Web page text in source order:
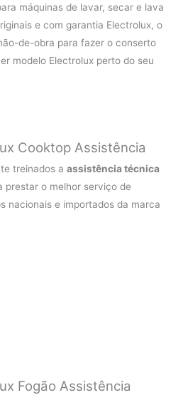
máquinas de lavar, secar e lava
e com garantia Electrolux, o
de-obra para fazer o conserto
modelo Electrolux perto do seu
Cooktop Assistência
treinados aassistência técnica
prestar o melhor serviço de
nacionais e importados da marca
Fogão Assistência